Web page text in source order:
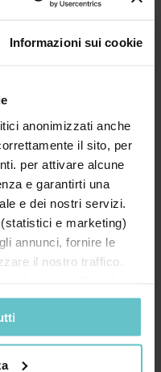
Informazioni sui cookie
anonimizzati anche
il sito, per
per attivare alcune
e garantirti una
e dei nostri servizi.
e marketing)
annunci, fornire le
il nostro traffico.
occupano di analisi dei
i quali potrebbero
che hai fornito loro o
utilizzo dei loro servizi.
News